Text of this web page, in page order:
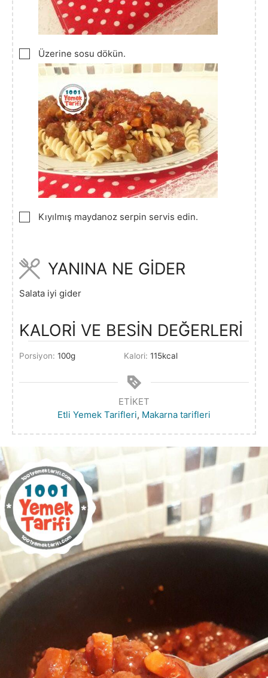
▢
Üzerine sosu dökün.
▢
Kıyılmış maydanoz serpin servis edin.
YANINA NE GİDER
Salata iyi gider
KALORİ VE BESİN DEĞERLERİ
Porsiyon: 100g Kalori: 115kcal
ETIKET
Etli Yemek Tarifleri, Makarna tarifleri